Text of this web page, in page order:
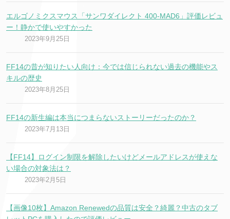
エルゴノミクスマウス「サンワダイレクト 400-MAD6」評価レビュ
ー！静かで使いやすかった
2023年9月25日
FF14の昔が知りたい人向け：今では信じられない過去の機能やス
キルの歴史
2023年8月25日
FF14の新生編は本当につまらないストーリーだったのか？
2023年7月13日
【FF14】ログイン制限を解除したいけどメールアドレスが使えな
い場合の対象法は？
2023年2月5日
【画像10枚】Amazon Renewedの品質は安全？綺麗？中古のタブ